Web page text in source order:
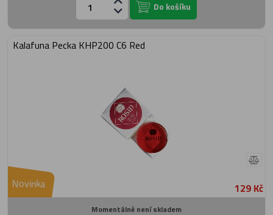
Do košíku
Kalafuna Pecka KHP200 C6 Red
Novinka 129 Kč
Momentálně není skladem